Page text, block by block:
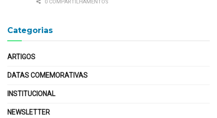
0 COMPARTILHAMENTOS
Categorias
ARTIGOS
DATAS COMEMORATIVAS
INSTITUCIONAL
NEWSLETTER